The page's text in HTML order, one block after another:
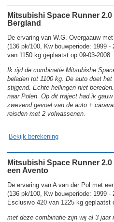
Mitsubishi Space Runner 2.0
Bergland
De ervaring van W.G. Overgaauw
(136 pk/100, Kw bouwperiode: 1999
van 1150 kg geplaatst op 09-03-2008:
Ik rijd de combinatie Mitsubishe
beladen tot 1100 kg. De auto doet
stijgend. Echte hellingen niet
naar Polen. Op dit traject had ik
zwevend gevoel van de auto +
reisden met 2 volwassenen.
Bekijk berekening
Mitsubishi Space Runner 2.0
een Avento
De ervaring van A van der Pol met
(136 pk/100, Kw bouwperiode: 1999 -
Esclusivo 420 van 1225 kg geplaatst
met deze combinatie zijn wij al 3 jaar